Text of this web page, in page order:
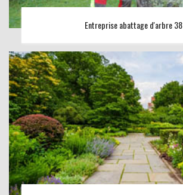
Entreprise abattage d'arbre 38